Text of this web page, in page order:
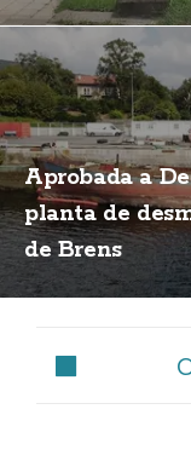
Aprobada a
planta de
de Brens